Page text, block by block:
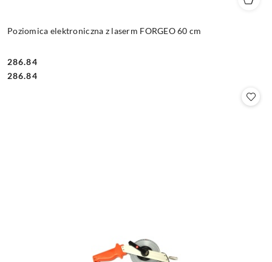
Poziomica elektroniczna z laserm FORGEO 60 cm
Cena:
286.84
Cena:
286.84